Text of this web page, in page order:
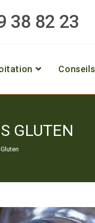
38 82 23
Conseils
GLUTEN